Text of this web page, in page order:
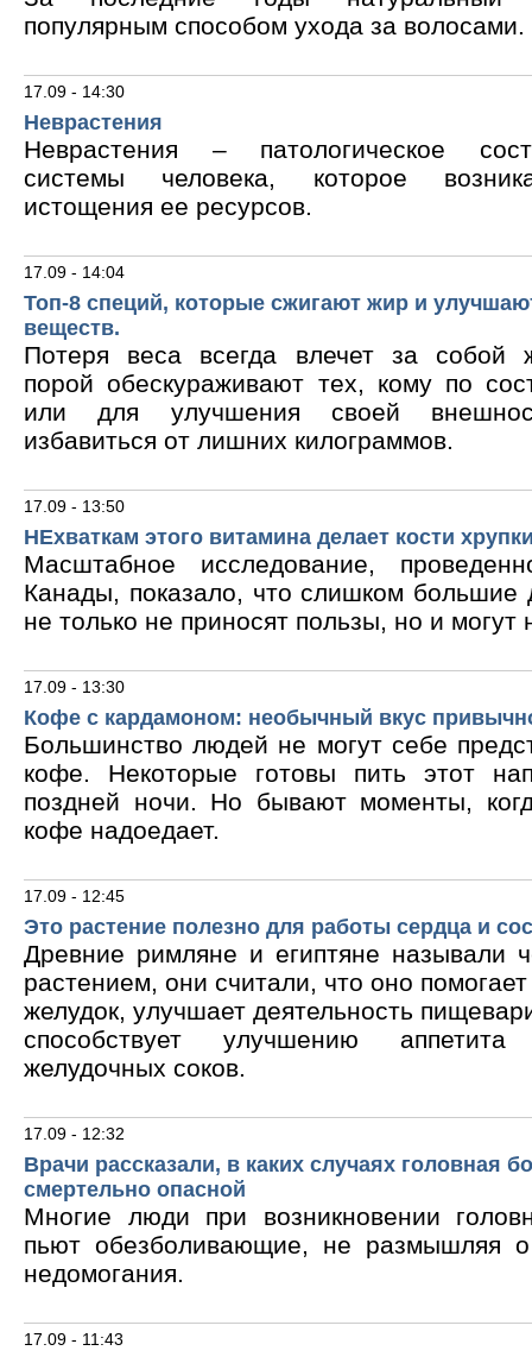
популярным способом ухода за волосами.
17.09 - 14:30
Неврастения
Неврастения – патологическое
системы человека, которое
истощения ее ресурсов.
17.09 - 14:04
Топ-8 специй, которые сжигают жир и
веществ.
Потеря веса всегда влечет за собой
порой обескураживают тех, кому по
или для улучшения своей
избавиться от лишних килограммов.
17.09 - 13:50
НЕхваткам этого витамина делает кости
Масштабное исследование,
Канады, показало, что слишком большие
не только не приносят пользы, но и могут
17.09 - 13:30
Кофе с кардамоном: необычный вкус
Большинство людей не могут себе
кофе. Некоторые готовы пить этот
поздней ночи. Но бывают моменты,
кофе надоедает.
17.09 - 12:45
Это растение полезно для работы сердца и
Древние римляне и египтяне называли
растением, они считали, что оно
желудок, улучшает деятельность
способствует улучшению
желудочных соков.
17.09 - 12:32
Врачи рассказали, в каких случаях головная
смертельно опасной
Многие люди при возникновении
пьют обезболивающие, не размышляя о
недомогания.
17.09 - 11:43